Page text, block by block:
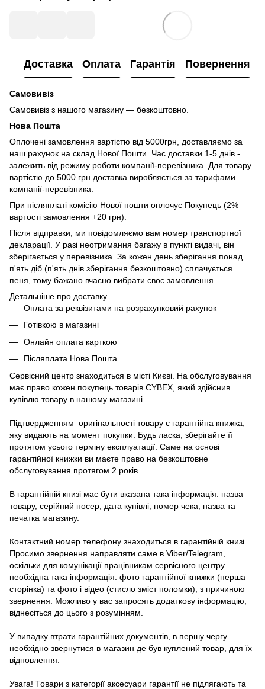
Доставка Оплата Гарантія Повернення
Самовивіз
Самовивіз з нашого магазину — безкоштовно.
Нова Пошта
Оплочені замовлення вартістю від 5000грн, доставляємо за
наш рахунок на склад Нової Пошти. Час доставки 1-5 днів -
залежить від режиму роботи компанії-перевізника. Для товару
вартістю до 5000 грн доставка виробляється за тарифами
компанії-перевізника.
При післяплаті комісію Нової пошти оплочує Покупець (2%
вартості замовлення +20 грн).
Після відправки, ми повідомляємо вам номер транспортної
декларації. У разі неотримання багажу в пункті видачі, він
зберігається у перевізника. За кожен день зберігання понад
п'ять діб (п'ять днів зберігання безкоштовно) сплачується
пеня, тому бажано вчасно вибрати своє замовлення.
Детальніше про доставку
Оплата за реквізитами на розрахунковий рахунок
Готівкою в магазині
Онлайн оплата карткою
Післяплата Нова Пошта
Сервісний центр знаходиться в місті Києві. На обслуговування
має право кожен покупець товарів СYBEX, який здійснив
купівлю товару в нашому магазині.
Підтвердженням оригінальності товару є гарантійна книжка,
яку видають на момент покупки. Будь ласка, зберігайте її
протягом усього терміну експлуатації. Саме на основі
гарантійної книжки ви маєте право на безкоштовне
обслуговування протягом 2 років.
В гарантійній книзі має бути вказана така інформація: назва
товару, серійний носер, дата купівлі, номер чека, назва та
печатка магазину.
Контактний номер телефону знаходиться в гарантійній книзі.
Просимо звернення направляти саме в Viber/Telegram,
оскільки для комунікації працівникам сервісного центру
необхідна така інформація: фото гарантійної книжки (перша
сторінка) та фото і відео (стисло зміст поломки), з причиною
звернення. Можливо у вас запросять додаткову інформацію,
віднесіться до цього з розумінням.
У випадку втрати гарантійних документів, в першу чергу
необхідно звернутися в магазин де був куплений товар, для їх
відновлення.
Увага! Товари з категорії аксесуари гарантії не підлягають та